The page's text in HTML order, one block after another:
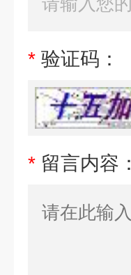
* 验证码：
* 留言内容：